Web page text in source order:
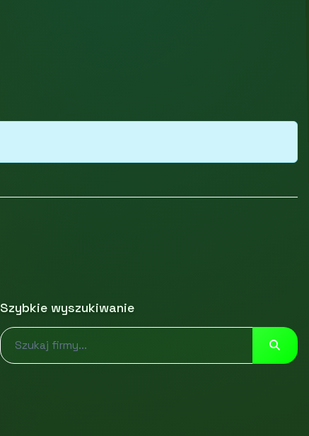
Szybkie wyszukiwanie